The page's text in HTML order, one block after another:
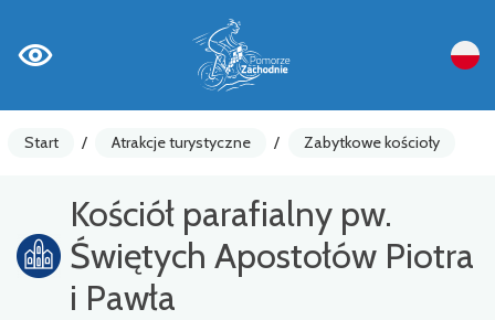
Start / Atrakcje turystyczne / Zabytkowe kościoły
Kościół parafialny pw.
Świętych Apostołów Piotra
i Pawła